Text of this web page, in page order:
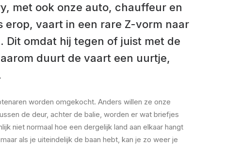
met ook onze auto, chauffeur en
erop, vaart in een rare Z-vorm naar
Dit omdat hij tegen of juist met de
duurt de vaart een uurtje,
worden omgekocht. Anders willen ze onze
de deur, achter de balie, worden er wat briefjes
niet normaal hoe een dergelijk land aan elkaar hangt
als je uiteindelijk de baan hebt, kan je zo weer je